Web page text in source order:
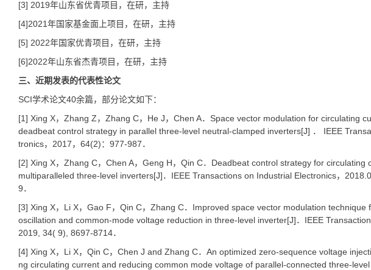
[3] 2019年山东省优青项目，在研，主持
[4]2021年国家基金面上项目，在研，主持
[5] 2022年国家优青项目，在研，主持
[6]2022年山东省杰青项目，在研，主持
三、近期发表的代表性论文
SCI学术论文40余篇，部分论文如下：
[1] Xing X，Zhang Z，Zhang C，He J，Chen A．Space vector modulation for circulating
deadbeat control strategy in parallel three-level neutral-clamped inverters[J] ． IEEE
tronics，2017，64(2)：977-987．
[2] Xing X，Zhang C，Chen A，Geng H，Qin C．Deadbeat control strategy for circulating
multiparalleled three-level inverters[J]．IEEE Transactions on Industrial Electronics，
9．
[3] Xing X，Li X，Gao F，Qin C，Zhang C．Improved space vector modulation technique
oscillation and common-mode voltage reduction in three-level inverter[J]．IEEE
2019, 34( 9), 8697-8714．
[4] Xing X，Li X，Qin C，Chen J and Zhang C．An optimized zero-sequence voltage
ng circulating current and reducing common mode voltage of parallel-connected three-